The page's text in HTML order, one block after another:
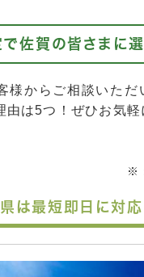
で佐賀の皆さまに
様からご相談いただ
由は5つ！ぜひお気軽
※
は最短即日に対応